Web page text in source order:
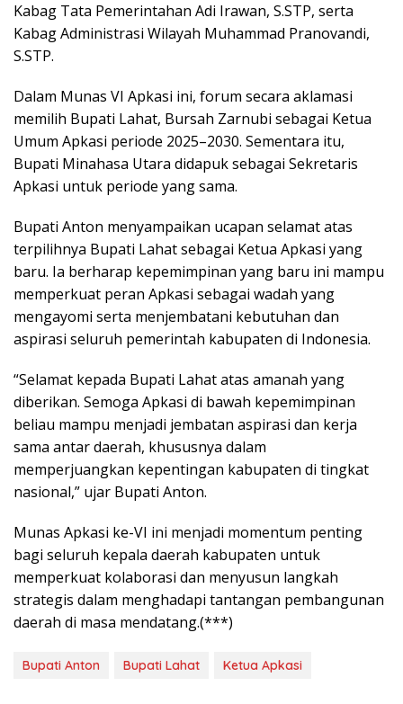
Kabag Tata Pemerintahan Adi Irawan, S.STP, serta
Kabag Administrasi Wilayah Muhammad Pranovandi,
S.STP.
Dalam Munas VI Apkasi ini, forum secara aklamasi
memilih Bupati Lahat, Bursah Zarnubi sebagai Ketua
Umum Apkasi periode 2025–2030. Sementara itu,
Bupati Minahasa Utara didapuk sebagai Sekretaris
Apkasi untuk periode yang sama.
Bupati Anton menyampaikan ucapan selamat atas
terpilihnya Bupati Lahat sebagai Ketua Apkasi yang
baru. Ia berharap kepemimpinan yang baru ini mampu
memperkuat peran Apkasi sebagai wadah yang
mengayomi serta menjembatani kebutuhan dan
aspirasi seluruh pemerintah kabupaten di Indonesia.
“Selamat kepada Bupati Lahat atas amanah yang
diberikan. Semoga Apkasi di bawah kepemimpinan
beliau mampu menjadi jembatan aspirasi dan kerja
sama antar daerah, khususnya dalam
memperjuangkan kepentingan kabupaten di tingkat
nasional,” ujar Bupati Anton.
Munas Apkasi ke-VI ini menjadi momentum penting
bagi seluruh kepala daerah kabupaten untuk
memperkuat kolaborasi dan menyusun langkah
strategis dalam menghadapi tantangan pembangunan
daerah di masa mendatang.(***)
Bupati Anton Bupati Lahat Ketua Apkasi